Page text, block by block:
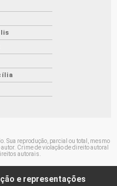
Sua reprodução, parcial ou total, mesmo
Crime de violação de direito autoral
autorais
e representações